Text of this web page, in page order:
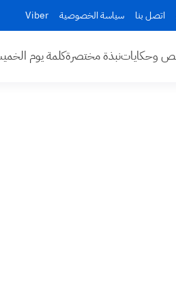
اتصل بنا سياسة الخصوصية Viber
وحكاياتنبذة مختصرةكلمة يوم